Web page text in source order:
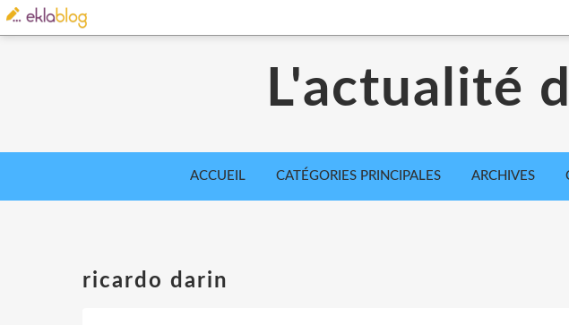
L'actualité
ACCUEIL CATÉGORIES PRINCIPALES ARCHIVES
ricardo darin